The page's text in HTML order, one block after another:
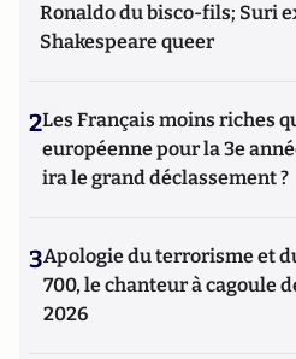
Ronaldo du bisco-fils; Suri
Shakespeare queer
2Les Français moins riches
européenne pour la 3e
ira le grand déclassement ?
3Apologie du terrorisme et
700, le chanteur à cagoule
2026